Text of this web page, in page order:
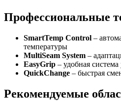
Профессиональные
SmartTemp Control –
температуры
MultiSeam System –
EasyGrip – удобная
QuickChange – быстрая
Рекомендуемые